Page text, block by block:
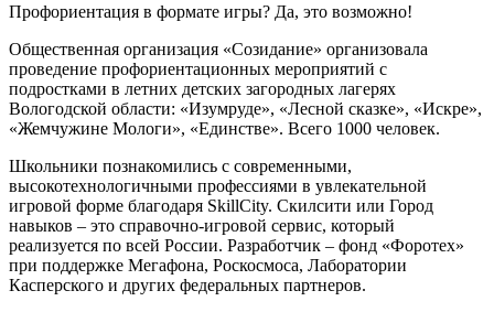
Профориентация в формате игры? Да, это возможно!
Общественная организация «Созидание» организовала
проведение профориентационных мероприятий с
подростками в летних детских загородных лагерях
Вологодской области: «Изумруде», «Лесной сказке», «Искре»,
«Жемчужине Мологи», «Единстве». Всего 1000 человек.
Школьники познакомились с современными,
высокотехнологичными профессиями в увлекательной
игровой форме благодаря SkillCity. Скилсити или Город
навыков – это справочно-игровой сервис, который
реализуется по всей России. Разработчик – фонд «Форотех»
при поддержке Мегафона, Роскосмоса, Лаборатории
Касперского и других федеральных партнеров.